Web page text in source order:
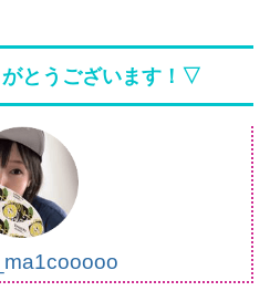
ーザーさんたちにお店の良さを共
目立ってきています。
的な愚痴のようなコメントは削除
トはお控えください。
のユーザー様に伝えて頂ければと
とうございます！▽